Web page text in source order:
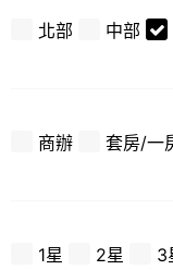
北部 中部
商辦 套房/一
1星 2星 3